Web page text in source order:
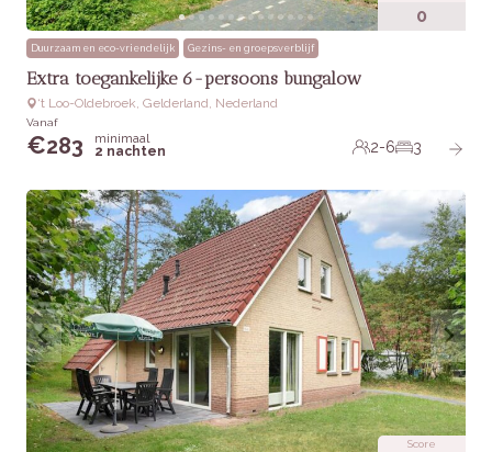
0
Duurzaam en eco-vriendelijk Gezins- en groepsverblijf
Extra toegankelijke 6-persoons bungalow
‘t Loo-Oldebroek, Gelderland, Nederland
Vanaf
€283
minimaal
2 nachten
2-6 3
Score